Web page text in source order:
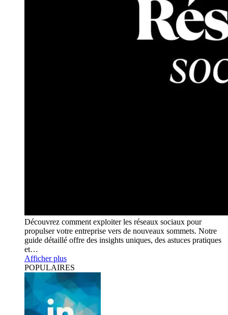
Découvrez comment exploiter les réseaux sociaux pour
propulser votre entreprise vers de nouveaux sommets. Notre
guide détaillé offre des insights uniques, des astuces pratiques
et…
Afficher plus
POPULAIRES